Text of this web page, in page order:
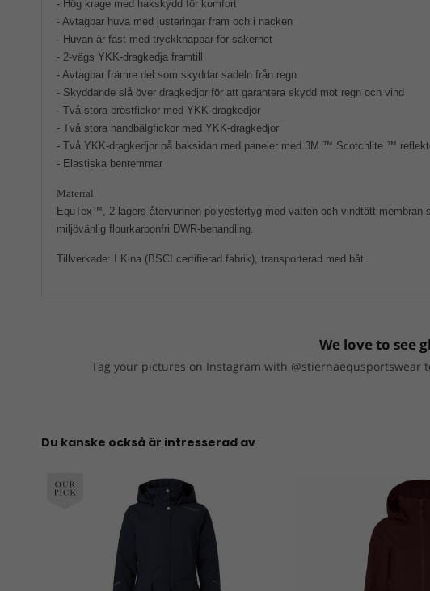
- Hög krage med hakskydd för komfort
- Avtagbar huva med justeringar fram och i nacken
- Huvan är fäst med tryckknappar för säkerhet
- 2-vägs YKK-dragkedja framtill
- Avtagbar främre del som skyddar sadeln från regn
- Skyddande slå över dragkedjor för att garantera skydd mot regn och vind
- Två stora bröstfickor med YKK-dragkedjor
- Två stora handbälgfickor med YKK-dragkedjor
- Två YKK-dragkedjor på baksidan med paneler med 3M ™ Scotchlite ™
- Elastiska benremmar
Material
EquTex™, 2-lagers återvunnen polyestertyg med vatten-och vindtätt
miljövänlig flourkarbonfri DWR-behandling.
Tillverkade: I Kina (BSCI certifierad fabrik), transporterad med båt.
We love to see
Tag your pictures on Instagram with
Du kanske också är intresserad av